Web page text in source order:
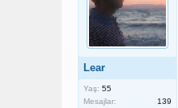
Lear
Yaş: 55
Mesajlar:
139